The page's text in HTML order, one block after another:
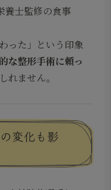
養士監修の食事
った」という印象
な整形手術に頼っ
れません。
変化も影